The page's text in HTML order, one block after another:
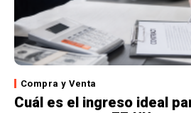
Compra y Venta
Cuál es el ingreso ideal